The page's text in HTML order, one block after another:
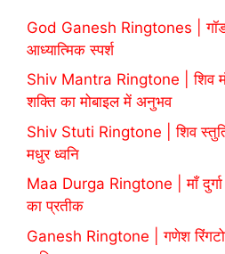
God Ganesh Ringtones |
आध्यात्मिक स्पर्श
Shiv Mantra Ringtone | शिव
शक्ति का मोबाइल में अनुभव
Shiv Stuti Ringtone | शिव स्तुति
मधुर ध्वनि
Maa Durga Ringtone | माँ
का प्रतीक
Ganesh Ringtone | गणेश